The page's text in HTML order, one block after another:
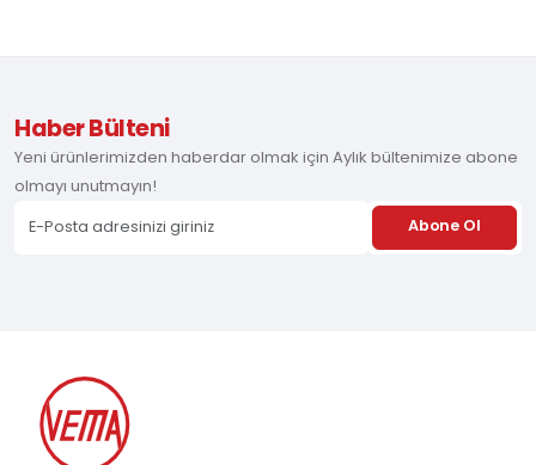
Haber Bülteni
Yeni ürünlerimizden haberdar olmak için Aylık bültenimize abone
olmayı unutmayın!
Abone Ol